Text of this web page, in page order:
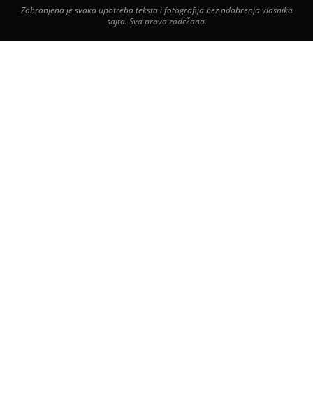
Zabranjena je svaka upotreba teksta i fotografija bez odobrenja vlasnika
sajta. Sva prava zadržana.